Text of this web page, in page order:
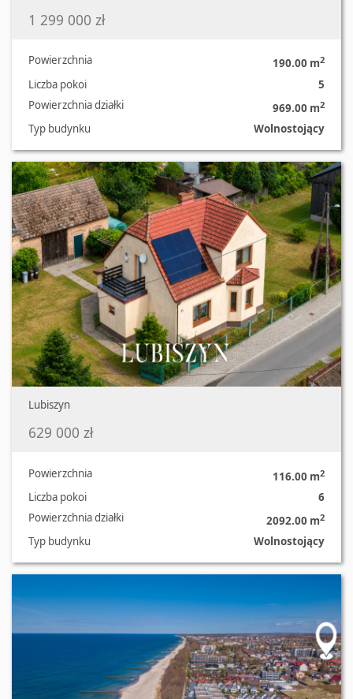
1 299 000 zł
Powierzchnia 190.00 m2
Liczba pokoi
5
Powierzchnia działki
969.00 m2
Typ budynku
Wolnostojący
Lubiszyn
629 000 zł
Powierzchnia 116.00 m2
Liczba pokoi
6
Powierzchnia działki
2092.00 m2
Typ budynku
Wolnostojący